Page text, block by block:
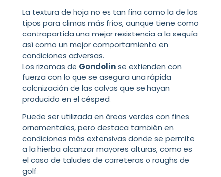
La textura de hoja no es tan fina como la de los
tipos para climas más fríos, aunque tiene como
contrapartida una mejor resistencia a la sequía
así como un mejor comportamiento en
condiciones adversas.
Los rizomas de Gondolínse extienden con
fuerza con lo que se asegura una rápida
colonización de las calvas que se hayan
producido en el césped.
Puede ser utilizada en áreas verdes con fines
ornamentales, pero destaca también en
condiciones más extensivas donde se permite
a la hierba alcanzar mayores alturas, como es
el caso de taludes de carreteras o roughs de
golf.